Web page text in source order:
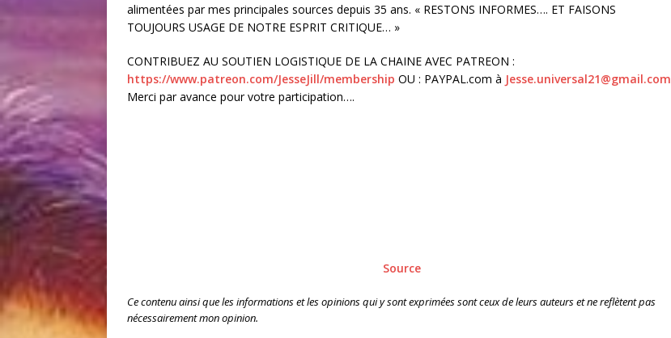
alimentées par mes principales sources depuis 35 ans. « RESTONS INFORMES…. ET FAISONS
TOUJOURS USAGE DE NOTRE ESPRIT CRITIQUE… »
CONTRIBUEZ AU SOUTIEN LOGISTIQUE DE LA CHAINE AVEC PATREON :
https://www.patreon.com/JesseJill/membership OU : PAYPAL.com à Jesse.universal21@gmail.com
Merci par avance pour votre participation….
Source
Ce contenu ainsi que les informations et les opinions qui y sont exprimées sont ceux de leurs auteurs et ne reflètent pas
nécessairement mon opinion.